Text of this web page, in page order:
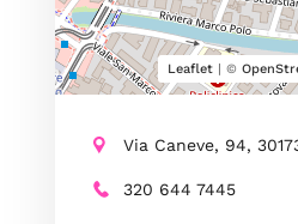
Leaflet| ©
Via Caneve, 94,
320 644 7445